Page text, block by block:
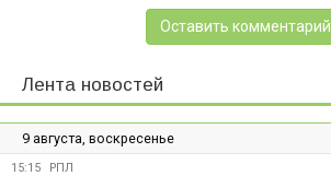
Оставить комментарий
Лента новостей
9 августа, воскресенье
15:15 РПЛ